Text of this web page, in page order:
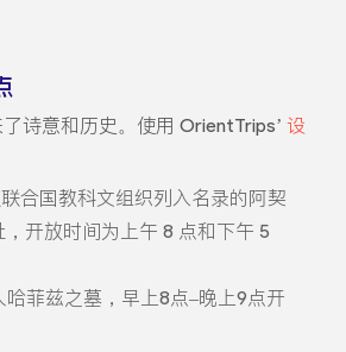
诗意和历史。使用 OrientTrips’ 设
合国教科文组织列入名录的阿契
开放时间为上午 8 点和下午 5
哈菲兹之墓，早上8点–晚上9点开